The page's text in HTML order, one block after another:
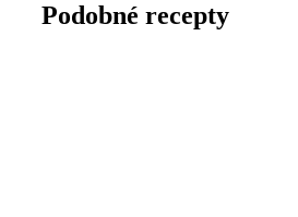
Podobné recepty